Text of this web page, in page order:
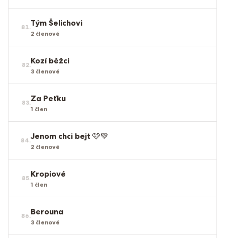
81.Tým Šelichovi
2 členové
82.Kozí běžci
3 členové
83.Za Peťku
1 člen
84.Jenom chci bejt 🩷💚
2 členové
85.Kropiové
1 člen
86.Berouna
3 členové